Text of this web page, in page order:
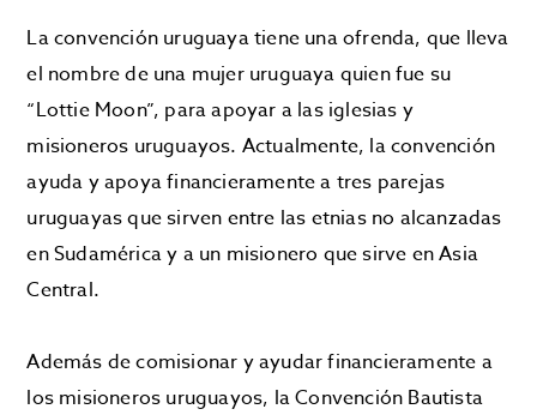
La convención uruguaya tiene una ofrenda, que lleva
el nombre de una mujer uruguaya quien fue su
“Lottie Moon”, para apoyar a las iglesias y
misioneros uruguayos. Actualmente, la convención
ayuda y apoya financieramente a tres parejas
uruguayas que sirven entre las etnias no alcanzadas
en Sudamérica y a un misionero que sirve en Asia
Central.
Además de comisionar y ayudar financieramente a
los misioneros uruguayos, la Convención Bautista